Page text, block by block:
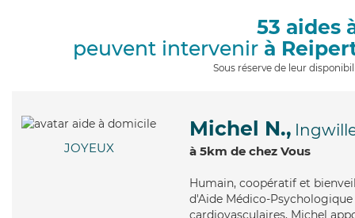
53 aides
peuvent intervenir à
Sous réserve de leur
JOYEUX
Michel N.,
à 5km de chez Vous
Humain, coopératif et
d'Aide Médico-
cardiovasculaires, Michel